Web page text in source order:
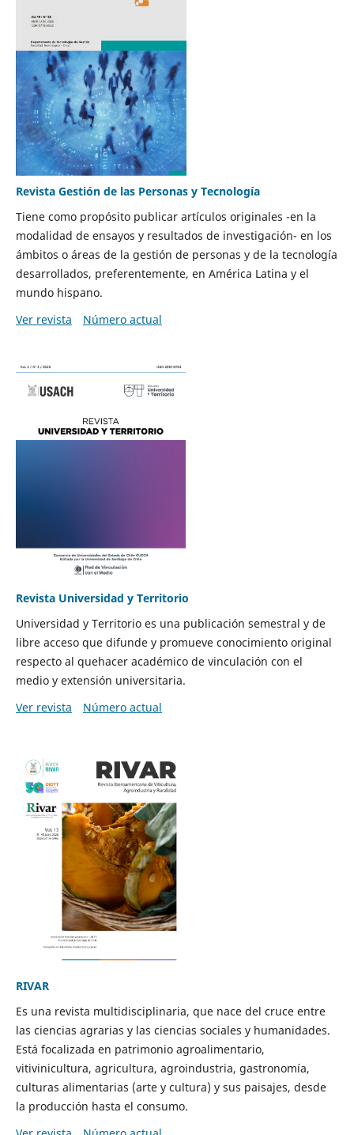
Revista Gestión de las Personas y Tecnología
Tiene como propósito publicar artículos originales -en la
modalidad de ensayos y resultados de investigación- en los
ámbitos o áreas de la gestión de personas y de la tecnología
desarrollados, preferentemente, en América Latina y el
mundo hispano.
Ver revista
Número actual
Revista Universidad y Territorio
Universidad y Territorio es una publicación semestral y de
libre acceso que difunde y promueve conocimiento original
respecto al quehacer académico de vinculación con el
medio y extensión universitaria.
Ver revista
Número actual
RIVAR
Es una revista multidisciplinaria, que nace del cruce entre
las ciencias agrarias y las ciencias sociales y humanidades.
Está focalizada en patrimonio agroalimentario,
vitivinicultura, agricultura, agroindustria, gastronomía,
culturas alimentarias (arte y cultura) y sus paisajes, desde
la producción hasta el consumo.